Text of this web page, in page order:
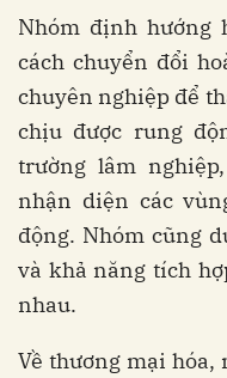
Nhóm định hướng
cách chuyển đổi
chuyên nghiệp để
chịu được rung
trường lâm
nhận diện các
động. Nhóm cũng
và khả năng tích
nhau.
Về thương mại